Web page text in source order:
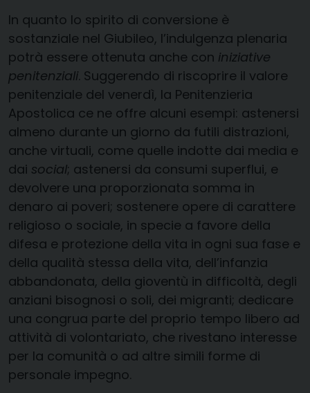
In quanto lo spirito di conversione è
sostanziale nel Giubileo, l’indulgenza plenaria
potrà essere ottenuta anche con iniziative
penitenziali. Suggerendo di riscoprire il valore
penitenziale del venerdì, la Penitenzieria
Apostolica ce ne offre alcuni esempi: astenersi
almeno durante un giorno da futili distrazioni,
anche virtuali, come quelle indotte dai media e
dai social; astenersi da consumi superflui, e
devolvere una proporzionata somma in
denaro ai poveri; sostenere opere di carattere
religioso o sociale, in specie a favore della
difesa e protezione della vita in ogni sua fase e
della qualità stessa della vita, dell’infanzia
abbandonata, della gioventù in difficoltà, degli
anziani bisognosi o soli, dei migranti; dedicare
una congrua parte del proprio tempo libero ad
attività di volontariato, che rivestano interesse
per la comunità o ad altre simili forme di
personale impegno.